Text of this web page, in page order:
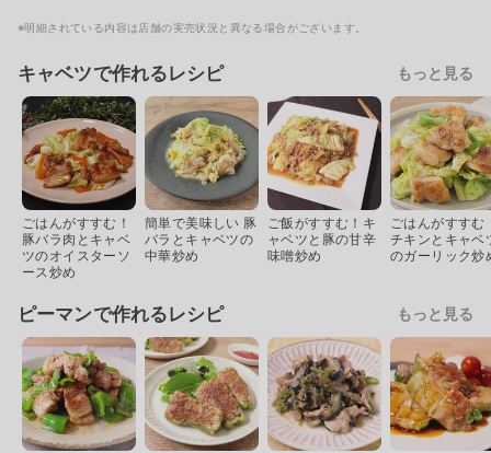
※明細されている内容は店舗の実売状況と異なる場合がございます。
キャベツで作れるレシピ もっと見る
ごはんがすすむ！
豚バラ肉とキャベ
ツのオイスターソ
ース炒め
簡単で美味しい 豚
バラとキャベツの
中華炒め
ご飯がすすむ！キ
ャベツと豚の甘辛
味噌炒め
ごはんがすすむ
チキンとキャベ
のガーリック炒
ピーマンで作れるレシピ もっと見る